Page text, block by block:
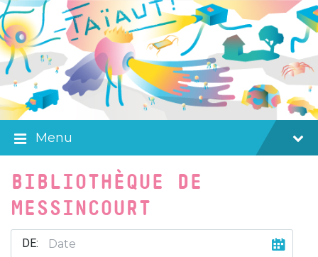
Skip
to
content
Skip
to
main
navigation
Skip
to
footer
Menu
BIBLIOTHÈQUE DE
MESSINCOURT
DE: